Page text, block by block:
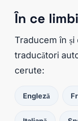
În ce
Traducem în
traducători
cerute:
Engleză